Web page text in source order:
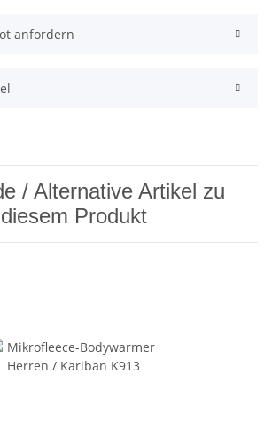
anfordern
/ Alternative Artikel zu
diesem Produkt